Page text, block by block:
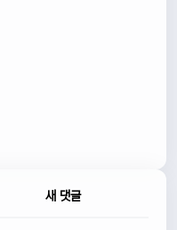
새 댓글